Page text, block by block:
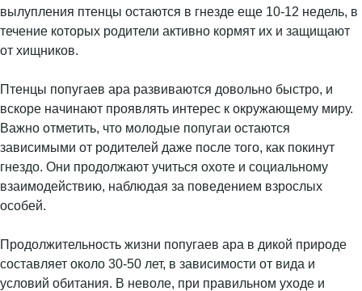
вылупления птенцы остаются в гнезде еще 10-12 недель, в
течение которых родители активно кормят их и защищают
от хищников.
Птенцы попугаев ара развиваются довольно быстро, и
вскоре начинают проявлять интерес к окружающему миру.
Важно отметить, что молодые попугаи остаются
зависимыми от родителей даже после того, как покинут
гнездо. Они продолжают учиться охоте и социальному
взаимодействию, наблюдая за поведением взрослых
особей.
Продолжительность жизни попугаев ара в дикой природе
составляет около 30-50 лет, в зависимости от вида и
условий обитания. В неволе, при правильном уходе и